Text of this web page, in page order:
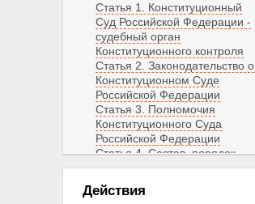
Статья 1. Конституционный
Суд Российской Федерации -
судебный орган
Конституционного контроля
Статья 2. Законодательство о
Конституционном Суде
Российской Федерации
Статья 3. Полномочия
Конституционного Суда
Российской Федерации
Статья 4. Состав, порядок
образования и срок
полномочий
Конституционного Суда
Действия